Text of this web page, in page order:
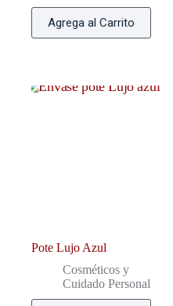
Agrega al Carrito
Pote Lujo Azul
Cosméticos y
Cuidado Personal